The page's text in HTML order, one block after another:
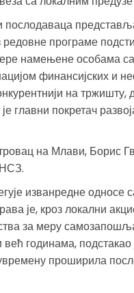
програме
намењене особама
финансијских и
на тржишту,
главни покретач
на Млави, Борис
изванредне односе
је, кроз локални
за меру
годинама,
проширила